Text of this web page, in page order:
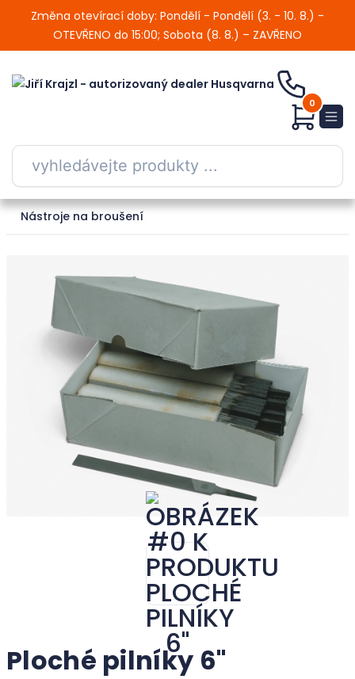
Změna otevírací doby: Pondělí - Pondělí (3. - 10. 8.) -
OTEVŘENO do 15:00; Sobota (8. 8.) – ZAVŘENO
0
Nástroje na broušení
Ploché pilníky 6"